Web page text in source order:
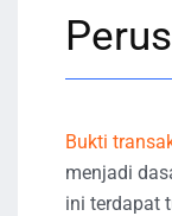
Bukti
menjadi
ini terdapat